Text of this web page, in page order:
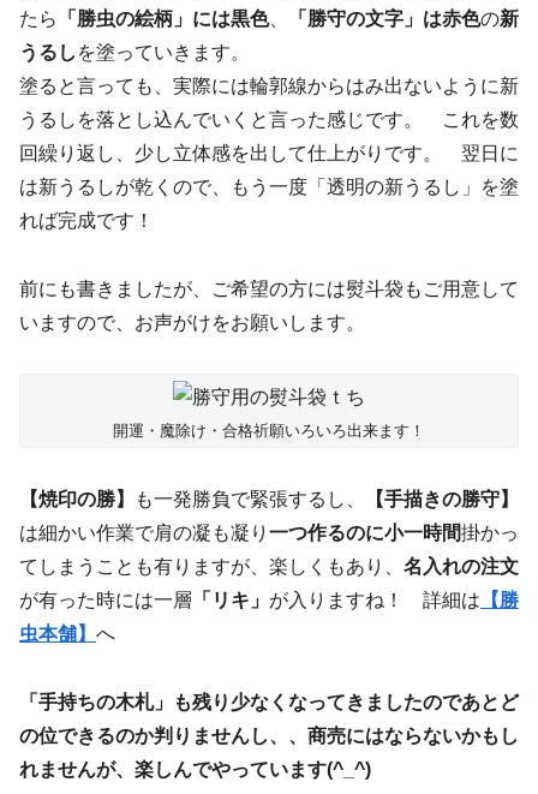
たら
「勝虫の絵柄」には黒色、 「勝守の文字」は赤色の新
うるし を塗っていきます。
塗ると言っても、実際には輪郭線からはみ出ないように新
うるしを落とし込んでいくと言った感じです。 これを数
回繰り返し、少し立体感を出して仕上がりです。 翌日に
は新うるしが乾くので、もう一度「透明の新うるし」を塗
れば完成です！
前にも書きましたが、ご希望の方には熨斗袋もご用意して
いますので、お声がけをお願いします。
開運・魔除け・合格祈願いろいろ出来ます！
【焼印の勝】 も一発勝負で緊張するし、
【手描きの勝守】
は細かい作業で肩の凝も凝り 一つ作るのに小一時間掛かっ
てしまうことも有りますが、楽しくもあり、 名入れの注文
が有った時には一層 「リキ」 が入りますね！ 詳細は 【勝
虫本舗】 へ
「手持ちの木札」も残り少なくなってきましたのであとど
の位できるのか判りませんし、、商売にはならないかもし
れませんが、楽しんでやっています(^_^)